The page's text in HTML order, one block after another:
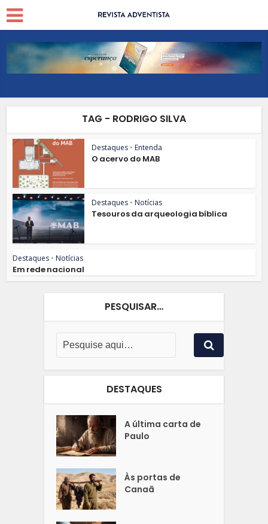
TAG - RODRIGO SILVA
Destaques • Entenda
O acervo do MAB
Destaques • Notícias
Tesouros da arqueologia bíblica
Destaques • Notícias
Em rede nacional
PESQUISAR…
DESTAQUES
A última carta de
Paulo
Às portas de
Canaã